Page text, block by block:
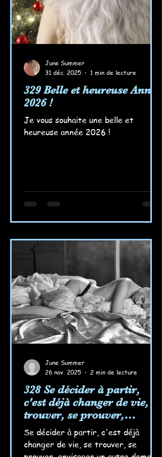
329 Belle et heureuse Année
2026 !
Je vous souhaite une belle et
heureuse année 2026 !
June Summer
31 déc. 2025
1 min de lecture
328 Se décider à partir,
c'est déjà changer de vie, se
trouver, se prouver,
envisager un autre
demain... Rêver aussi...
Se décider à partir, c'est déjà
changer de vie, se trouver, se
June Summer
26 nov. 2025
2 min de lecture